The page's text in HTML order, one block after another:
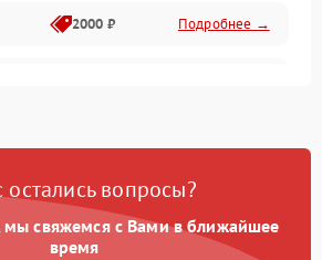
2000 ₽ Подробнее →
2100 ₽ Подробнее →
остались вопросы?
мы свяжемся с Вами в ближайшее
время